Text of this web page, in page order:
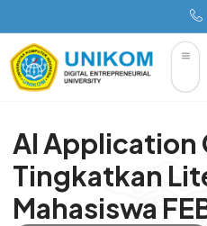
AI Application
Tingkatkan
Mahasiswa